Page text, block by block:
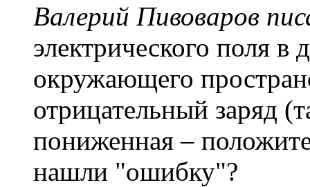
Валерий Пивоваров
электрического поля в
окружающего
отрицательный заряд
пониженная –
нашли "ошибку"?